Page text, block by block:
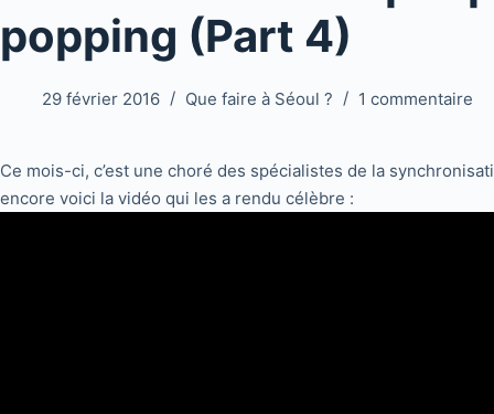
popping (Part 4)
29 février 2016 Que faire à Séoul ? 1 commentaire
Ce mois-ci, c’est une choré des spécialistes de la
encore voici la vidéo qui les a rendu célèbre :